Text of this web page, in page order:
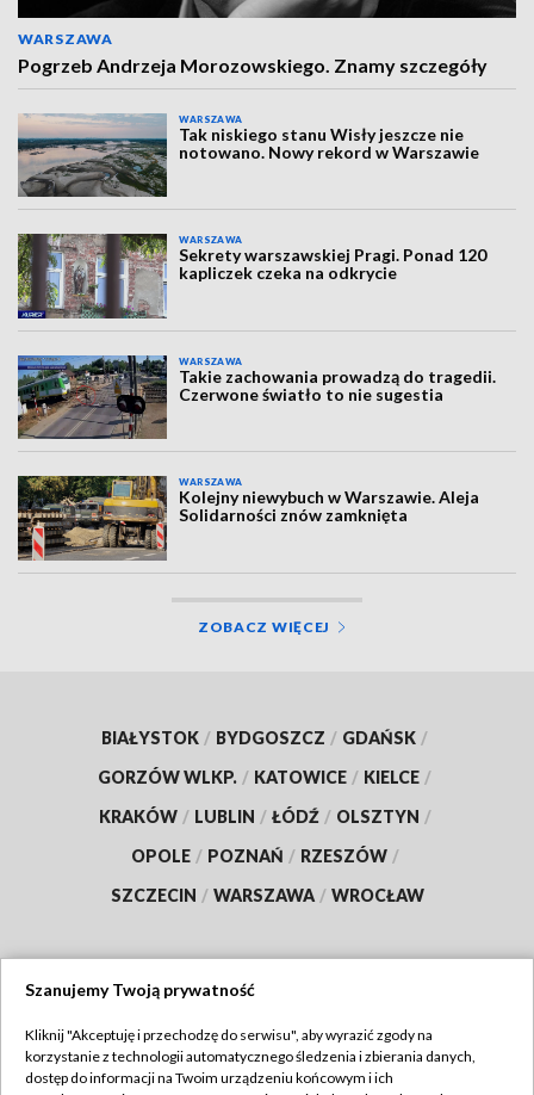
WARSZAWA
Pogrzeb Andrzeja Morozowskiego. Znamy szczegóły
WARSZAWA
Tak niskiego stanu Wisły jeszcze nie
notowano. Nowy rekord w Warszawie
WARSZAWA
Sekrety warszawskiej Pragi. Ponad 120
kapliczek czeka na odkrycie
WARSZAWA
Takie zachowania prowadzą do tragedii.
Czerwone światło to nie sugestia
WARSZAWA
Kolejny niewybuch w Warszawie. Aleja
Solidarności znów zamknięta
ZOBACZ WIĘCEJ
BIAŁYSTOK / BYDGOSZCZ / GDAŃSK /
GORZÓW WLKP. / KATOWICE / KIELCE /
KRAKÓW / LUBLIN / ŁÓDŹ / OLSZTYN /
OPOLE / POZNAŃ / RZESZÓW /
SZCZECIN / WARSZAWA / WROCŁAW
TVP
Szanujemy Twoją prywatność
Kliknij "Akceptuję i przechodzę do serwisu", aby wyrazić zgody na
korzystanie z technologii automatycznego śledzenia i zbierania danych,
dostęp do informacji na Twoim urządzeniu końcowym i ich